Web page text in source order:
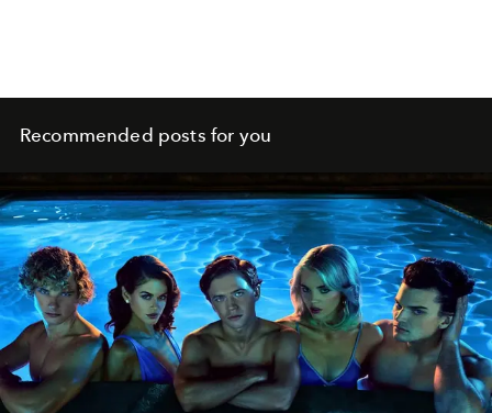
Recommended posts for you